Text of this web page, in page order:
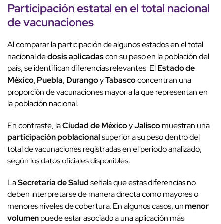
Participación estatal en el total nacional
de vacunaciones
Al comparar la participación de algunos estados en el total
nacional dedosis aplicadascon su peso en la población del
país, se identifican diferencias relevantes. ElEstado de
México, Puebla, DurangoyTabascoconcentran una
proporción de vacunaciones mayor a la que representan en
la población nacional.
En contraste, laCiudad de MéxicoyJaliscomuestran una
participación poblacionalsuperior a su peso dentro del
total de vacunaciones registradas en el periodo analizado,
según los datos oficiales disponibles.
LaSecretaría de Saludseñala que estas diferencias no
deben interpretarse de manera directa como mayores o
menores niveles de cobertura. En algunos casos, unmenor
volumenpuede estar asociado a una aplicación más